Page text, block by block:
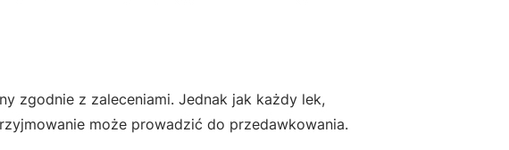
zgodnie z zaleceniami. Jednak jak każdy lek,
może prowadzić do przedawkowania.